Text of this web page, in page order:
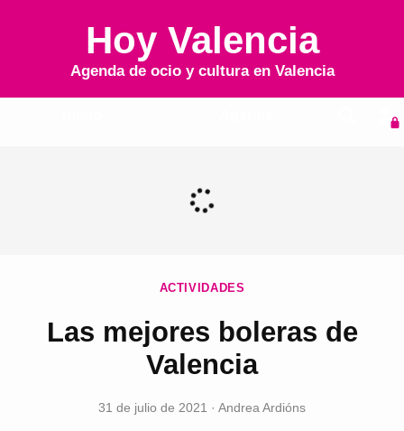
Hoy Valencia
Agenda de ocio y cultura en Valencia
ACTIVIDADES
Las mejores boleras de
Valencia
31 de julio de 2021 · Andrea Ardións